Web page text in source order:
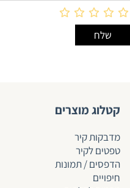
קטלוג מוצרים
מדבקות קיר
טפטים לקיר
הדפסים / תמונות
חיפויים